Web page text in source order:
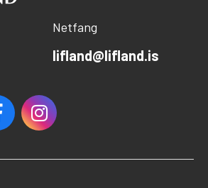
Netfang
lifland@lifland.is